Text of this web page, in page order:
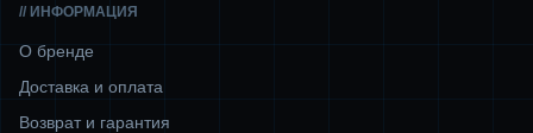
// ИНФОРМАЦИЯ
О бренде
Доставка и оплата
Возврат и гарантия